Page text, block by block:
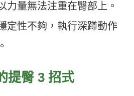
力量無法注重在臀部上。
定性不夠，執行深蹲動作
提臀 3 招式